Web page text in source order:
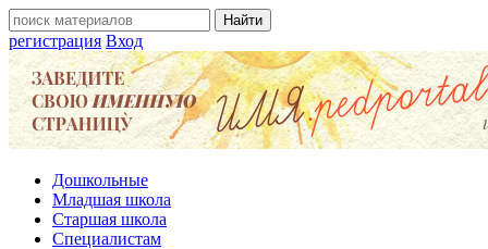
регистрация Вход
Дошкольные
Младшая школа
Старшая школа
Специалистам